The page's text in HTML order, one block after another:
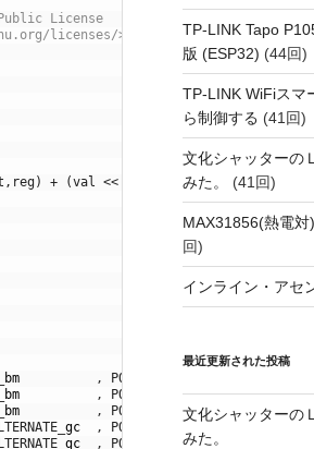
License
licenses/>.
+ (val << 8) + ((uint32_t)msk <<
bm , PORTMUX_EVOUT0_bm
bm , PORTMUX_EVOUT1_bm),
bm , PORTMUX_EVOUT2_bm),
gc , PORTMUX_LUT0
gc , PORTMUX_LUT1_bm
TP-LINK Tapo
版 (ESP32) (44回)
TP-LINK WiFiスマ
ら制御する (41回)
文化シャッターの
みた。
(41回)
MAX31856(熱電対
回)
インライン・アセ
最近更新された投稿
文化シャッターの
みた。